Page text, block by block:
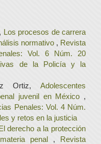
Los procesos de carrera
normativo , Revista
Vol. 6 Núm. 20
de la Policía y la
Ortiz, Adolescentes
juvenil en México ,
Penales: Vol. 4 Núm.
y retos en la justicia
derecho a la protección
penal , Revista